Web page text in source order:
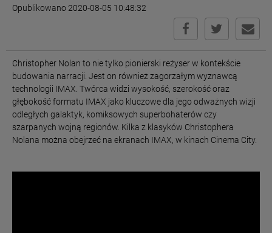
Opublikowano 2020-08-05 10:48:32
Christopher Nolan to nie tylko pionierski reżyser w kontekście
budowania narracji. Jest on również zagorzałym wyznawcą
technologii IMAX. Twórca widzi wysokość, szerokość oraz
głębokość formatu IMAX jako kluczowe dla jego odważnych wizji
odległych galaktyk, komiksowych superbohaterów czy
szarpanych wojną regionów. Kilka z klasyków Christophera
Nolana można obejrzeć na ekranach IMAX, w kinach Cinema City.